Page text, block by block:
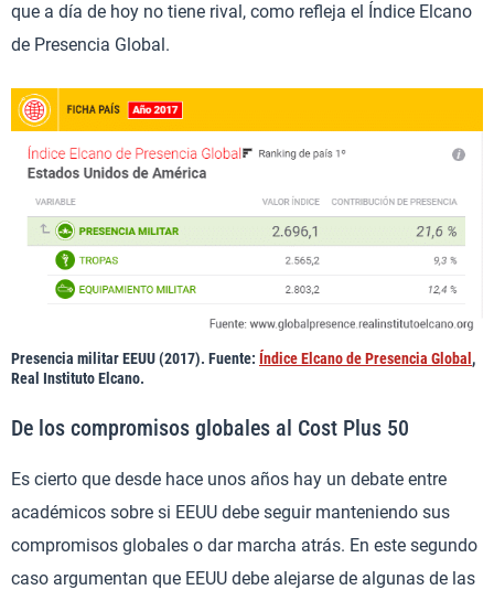
que a día de hoy no tiene rival, como refleja el Índice Elcano
de Presencia Global.
Presencia militar EEUU (2017). Fuente: Índice Elcano de Presencia Global ,
Real Instituto Elcano.
De los compromisos globales al Cost Plus 50
Es cierto que desde hace unos años hay un debate entre
académicos sobre si EEUU debe seguir manteniendo sus
compromisos globales o dar marcha atrás. En este segundo
caso argumentan que EEUU debe alejarse de algunas de las